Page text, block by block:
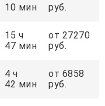
10 мин
руб.
15 ч
47 мин
от 27270
руб.
4 ч
42 мин
от 6858
руб.